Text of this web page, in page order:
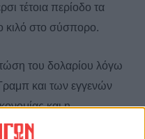
τέτοια περίοδο τα
κιλό στο σύσπορο.
του δολαρίου λόγω
και των εγγενών
και η
βαμβακερές ίνες.